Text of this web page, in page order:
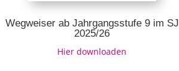
Wegweiser ab Jahrgangsstufe 9 im SJ
2025/26
Hier downloaden